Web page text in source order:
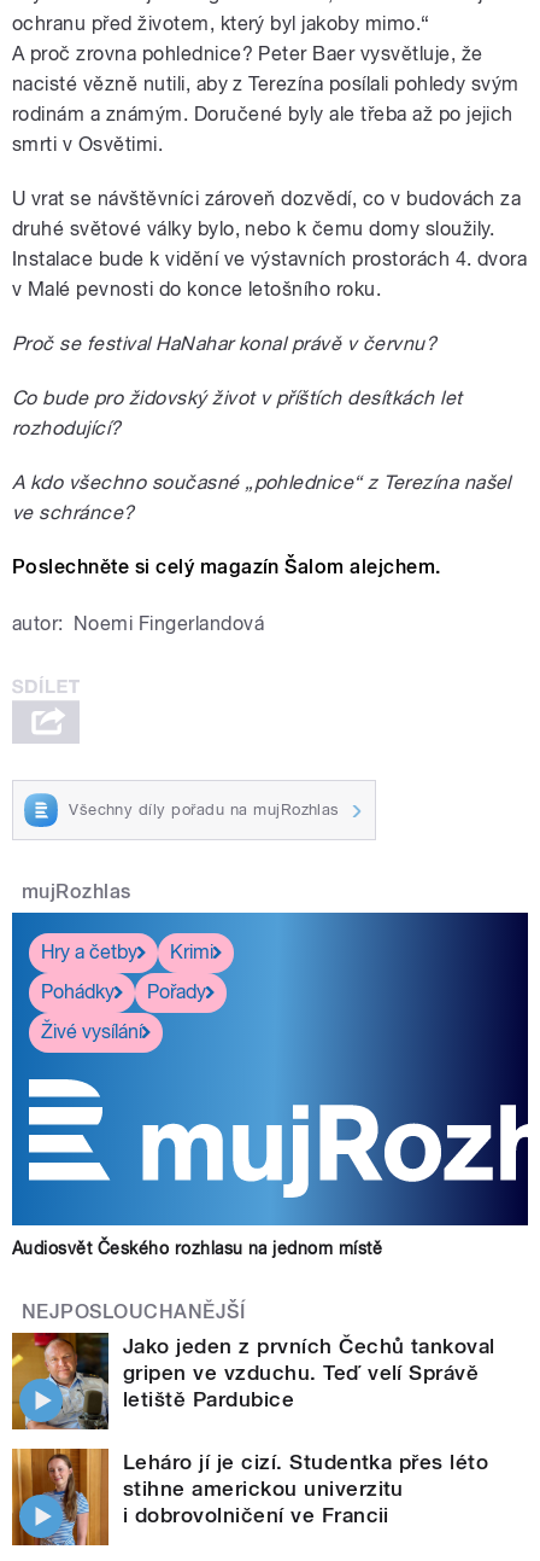
ochranu před životem, který byl jakoby mimo.“
A proč zrovna pohlednice? Peter Baer vysvětluje, že
nacisté vězně nutili, aby z Terezína posílali pohledy svým
rodinám a známým. Doručené byly ale třeba až po jejich
smrti v Osvětimi.
U vrat se návštěvníci zároveň dozvědí, co v budovách za
druhé světové války bylo, nebo k čemu domy sloužily.
Instalace bude k vidění ve výstavních prostorách 4. dvora
v Malé pevnosti do konce letošního roku.
Proč se festival HaNahar konal právě v červnu?
Co bude pro židovský život v příštích desítkách let
rozhodující?
A kdo všechno současné „pohlednice“ z Terezína našel
ve schránce?
Poslechněte si celý magazín Šalom alejchem.
autor: Noemi Fingerlandová
Všechny díly pořadu na mujRozhlas
mujRozhlas
Hry a četby
Krimi
Pohádky
Pořady
Živé vysílání
Audiosvět Českého rozhlasu na jednom místě
NEJPOSLOUCHANĚJŠÍ
Jako jeden z prvních Čechů tankoval
gripen ve vzduchu. Teď velí Správě
letiště Pardubice
Leháro jí je cizí. Studentka přes léto
stihne americkou univerzitu
i dobrovolničení ve Francii